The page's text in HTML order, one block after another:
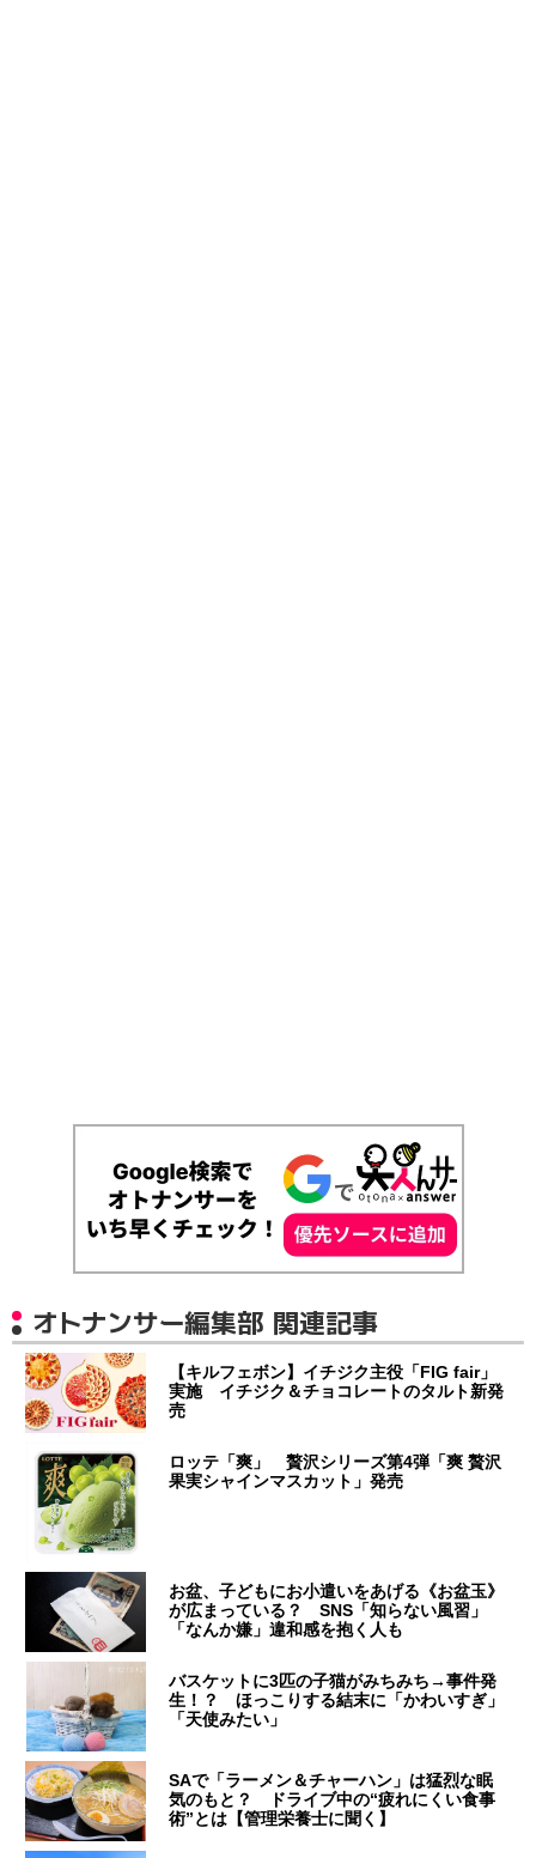
オトナンサー編集部 関連記事
【キルフェボン】イチジク主役「FIG fair」
実施 イチジク＆チョコレートのタルト新発
売
ロッテ「爽」 贅沢シリーズ第4弾「爽 贅沢
果実シャインマスカット」発売
お盆、子どもにお小遣いをあげる《お盆玉》
が広まっている？ SNS「知らない風習」
「なんか嫌」違和感を抱く人も
バスケットに3匹の子猫がみちみち→事件発
生！？ ほっこりする結末に「かわいすぎ」
「天使みたい」
SAで「ラーメン＆チャーハン」は猛烈な眠
気のもと？ ドライブ中の“疲れにくい食事
術”とは【管理栄養士に聞く】